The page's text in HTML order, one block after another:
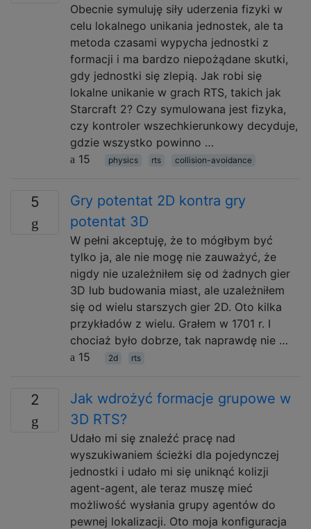
Obecnie symuluję siły uderzenia fizyki w
celu lokalnego unikania jednostek, ale ta
metoda czasami wypycha jednostki z
formacji i ma bardzo niepożądane skutki,
gdy jednostki się zlepią. Jak robi się
lokalne unikanie w grach RTS, takich jak
Starcraft 2? Czy symulowana jest fizyka,
czy kontroler wszechkierunkowy decyduje,
gdzie wszystko powinno …
15
physics rts collision-avoidance
5
Gry potentat 2D kontra gry
potentat 3D
W pełni akceptuję, że to mógłbym być
tylko ja, ale nie mogę nie zauważyć, że
nigdy nie uzależniłem się od żadnych gier
3D lub budowania miast, ale uzależniłem
się od wielu starszych gier 2D. Oto kilka
przykładów z wielu. Grałem w 1701 r. I
chociaż było dobrze, tak naprawdę nie …
15
2d rts
2
Jak wdrożyć formacje grupowe w
3D RTS?
Udało mi się znaleźć pracę nad
wyszukiwaniem ścieżki dla pojedynczej
jednostki i udało mi się uniknąć kolizji
agent-agent, ale teraz muszę mieć
możliwość wysłania grupy agentów do
pewnej lokalizacji. Oto moja konfiguracja